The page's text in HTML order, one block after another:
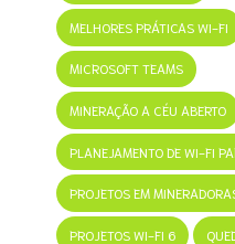
MELHORES PRÁTICAS WI-FI
MICROSOFT TEAMS
MINERAÇÃO A CÉU ABERTO
PLANEJAMENTO DE WI-FI
PROJETOS EM
PROJETOS WI-FI 6